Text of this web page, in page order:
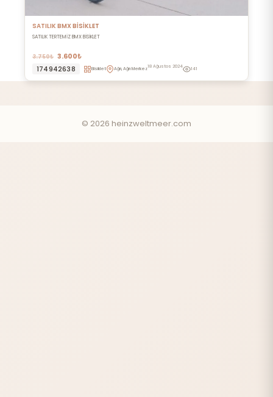
SATILIK BMX BİSİKLET
SATILIK TERTEMİZ BMX BİSİKLET
3.750₺ 3.600₺
174942638
Bisiklet Ağrı, Ağrı Merkez18 Ağustos 2024 141
© 2026 heinzweltmeer.com